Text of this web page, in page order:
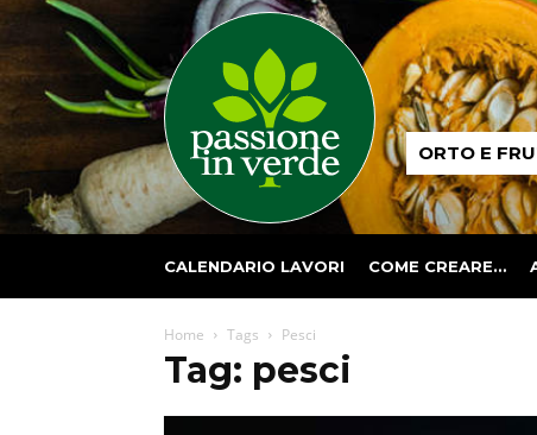
Passione
in ORTO E
CALENDARIO LAVORI COME CREARE…
Home Tags Pesci
Tag: pesci